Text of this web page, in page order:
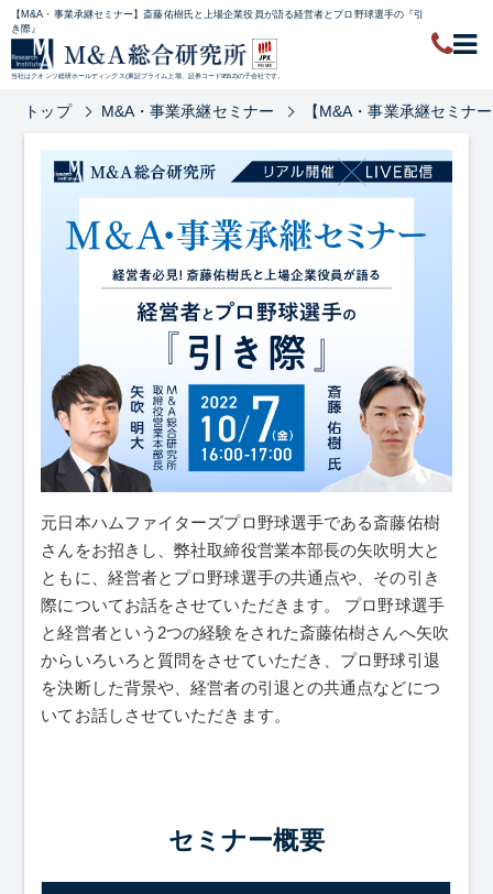
【M&A・事業承継セミナー】斎藤佑樹氏と上場企業役員が語る経営者とプロ野球選手の『引
き際』
当社はクオンツ総研ホールディングス(東証プライム上場、証券コード9552)の子会社です。
トップ M&A・事業承継セミナー 【M&A・事業承継セミナ
元日本ハムファイターズプロ野球選手である斎藤佑樹
さんをお招きし、弊社取締役営業本部長の矢吹明大と
ともに、経営者とプロ野球選手の共通点や、その引き
際についてお話をさせていただきます。 プロ野球選手
と経営者という2つの経験をされた斎藤佑樹さんへ矢吹
からいろいろと質問をさせていただき、プロ野球引退
を決断した背景や、経営者の引退との共通点などにつ
いてお話しさせていただきます。